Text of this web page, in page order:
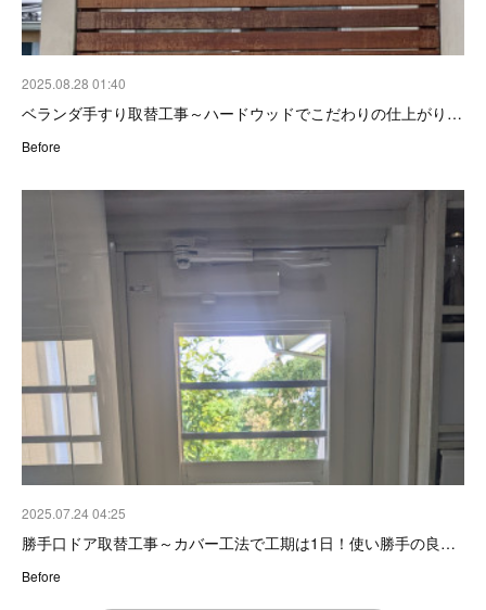
2025.08.28 01:40
ベランダ手すり取替工事～ハードウッドでこだわりの仕上がり…
Before
2025.07.24 04:25
勝手口ドア取替工事～カバー工法で工期は1日！使い勝手の良…
Before